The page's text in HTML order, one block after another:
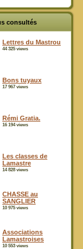
consultés
Lettres du Mastrou
44 325 views
Bons tuyaux
17 967 views
Rémi Gratia.
16 194 views
Les classes de
Lamastre
14 828 views
CHASSE au
SANGLIER
10 975 views
Associations
Lamastroises
10 553 views